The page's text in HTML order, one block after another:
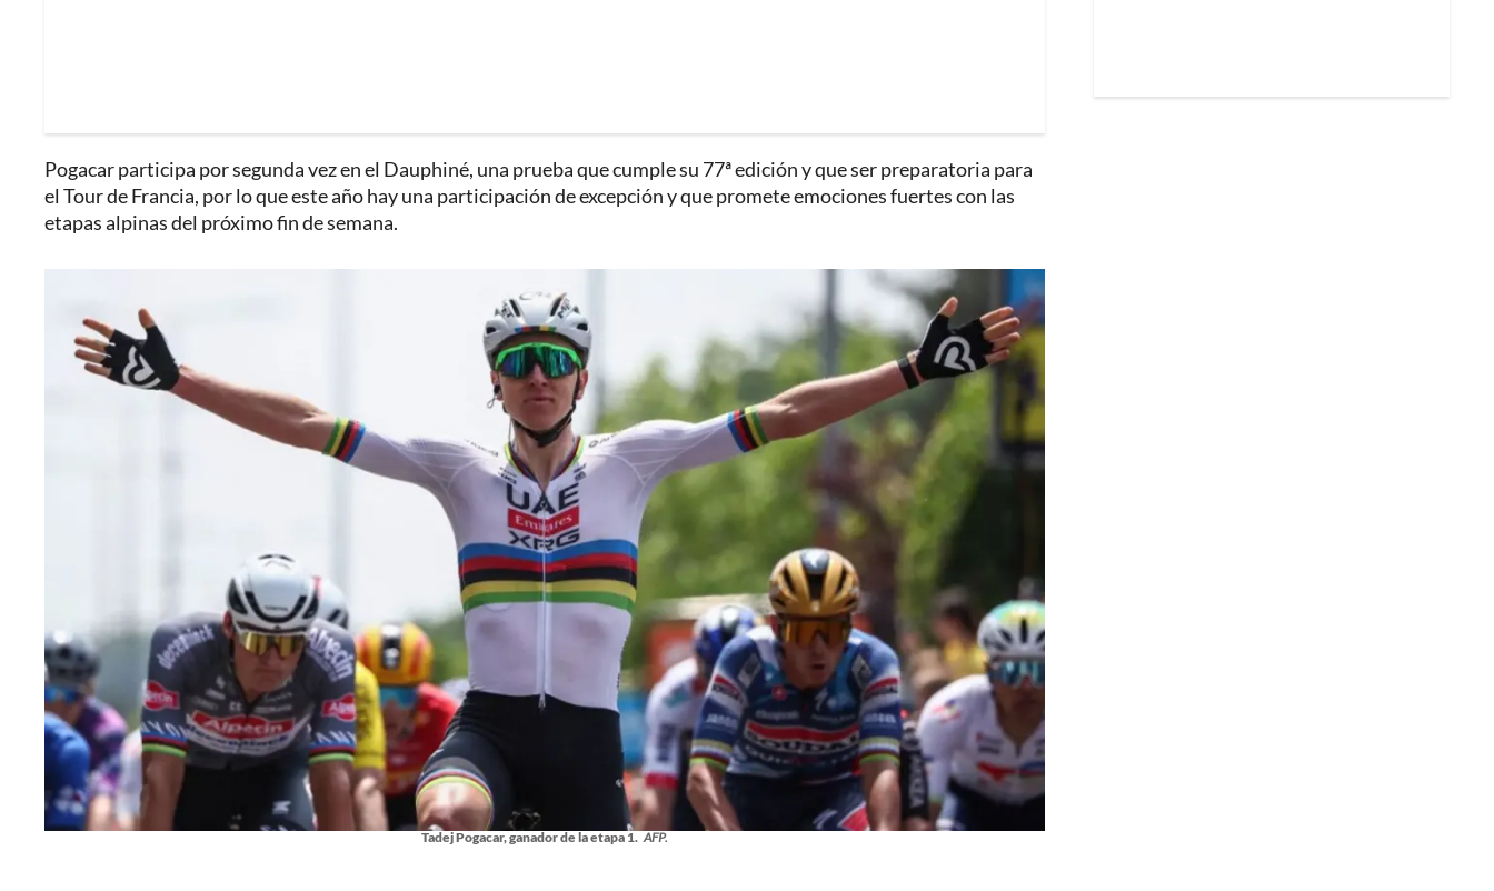
Pogacar participa por segunda vez en el Dauphiné, una prueba que cumple su 77ª edición y que ser preparatoria para
el Tour de Francia, por lo que este año hay una participación de excepción y que promete emociones fuertes con las
etapas alpinas del próximo fin de semana.
Tadej Pogacar, ganador de la etapa 1. AFP.